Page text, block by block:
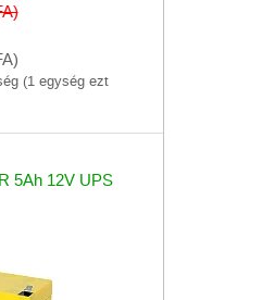
(1 egység ezt
5Ah 12V UPS